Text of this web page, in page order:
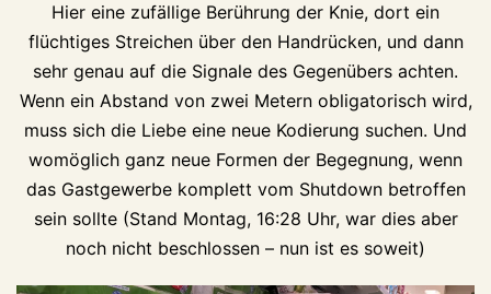
Hier eine zufällige Berührung der Knie, dort ein
flüchtiges Streichen über den Handrücken, und dann
sehr genau auf die Signale des Gegenübers achten.
Wenn ein Abstand von zwei Metern obligatorisch wird,
muss sich die Liebe eine neue Kodierung suchen. Und
womöglich ganz neue Formen der Begegnung, wenn
das Gastgewerbe komplett vom Shutdown betroffen
sein sollte (Stand Montag, 16:28 Uhr, war dies aber
noch nicht beschlossen – nun ist es soweit)